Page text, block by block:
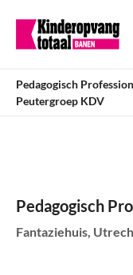
Pedagogisch
Peutergroep KDV
Pedagogisch
Fantaziehuis,